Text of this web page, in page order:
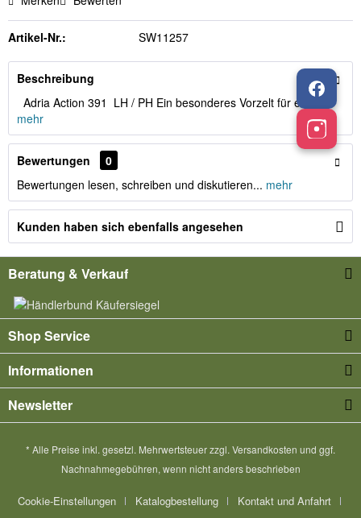
Artikel-Nr.: SW11257
Beschreibung
Adria Action 391 LH / PH Ein besonderes Vorzelt für einen...
mehr
Bewertungen
0
Bewertungen lesen, schreiben und diskutieren... mehr
Kunden haben sich ebenfalls angesehen
Beratung & Verkauf
Shop Service
Informationen
Newsletter
* Alle Preise inkl. gesetzl. Mehrwertsteuer zzgl. Versandkosten und ggf.
Nachnahmegebühren, wenn nicht anders beschrieben
Cookie-Einstellungen Katalogbestellung Kontakt und Anfahrt